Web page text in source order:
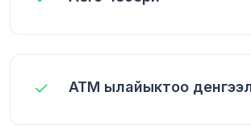
ATM ылайыктоо